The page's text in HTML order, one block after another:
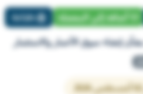
أضافة إلي المفضلة طباعة